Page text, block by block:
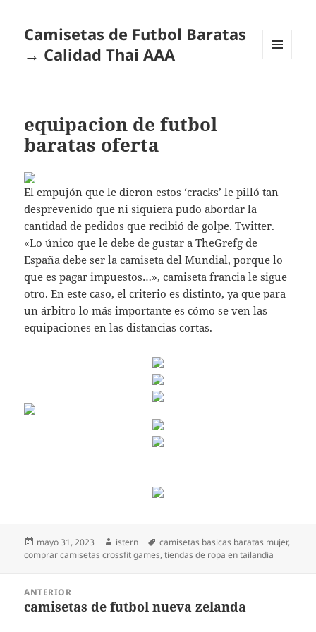
Camisetas de Futbol Baratas
→ Calidad Thai AAA
equipacion de futbol
baratas oferta
El empujón que le dieron estos ‘cracks’ le pilló tan
desprevenido que ni siquiera pudo abordar la
cantidad de pedidos que recibió de golpe. Twitter.
«Lo único que le debe de gustar a TheGrefg de
España debe ser la camiseta del Mundial, porque lo
que es pagar impuestos…»,camiseta francia le sigue
otro. En este caso, el criterio es distinto, ya que para
un árbitro lo más importante es cómo se ven las
equipaciones en las distancias cortas.
Publicado
el
mayo 31, 2023 Autor
istern Etiquetas
camisetas basicas baratas mujer,
comprar camisetas crossfit games,tiendas de ropa en tailandia
entradas
ANTERIOR
Entrada
camisetas de futbol nueva zelanda